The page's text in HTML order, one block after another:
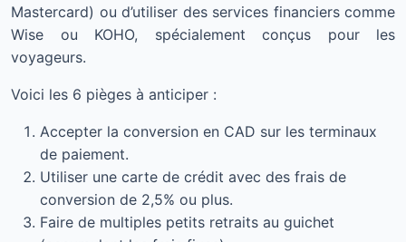
Mastercard) ou d’utiliser des services financiers comme
Wise ou KOHO, spécialement conçus pour les
voyageurs.
Voici les 6 pièges à anticiper :
Accepter la conversion en CAD sur les terminaux
de paiement.
Utiliser une carte de crédit avec des frais de
conversion de 2,5% ou plus.
Faire de multiples petits retraits au guichet